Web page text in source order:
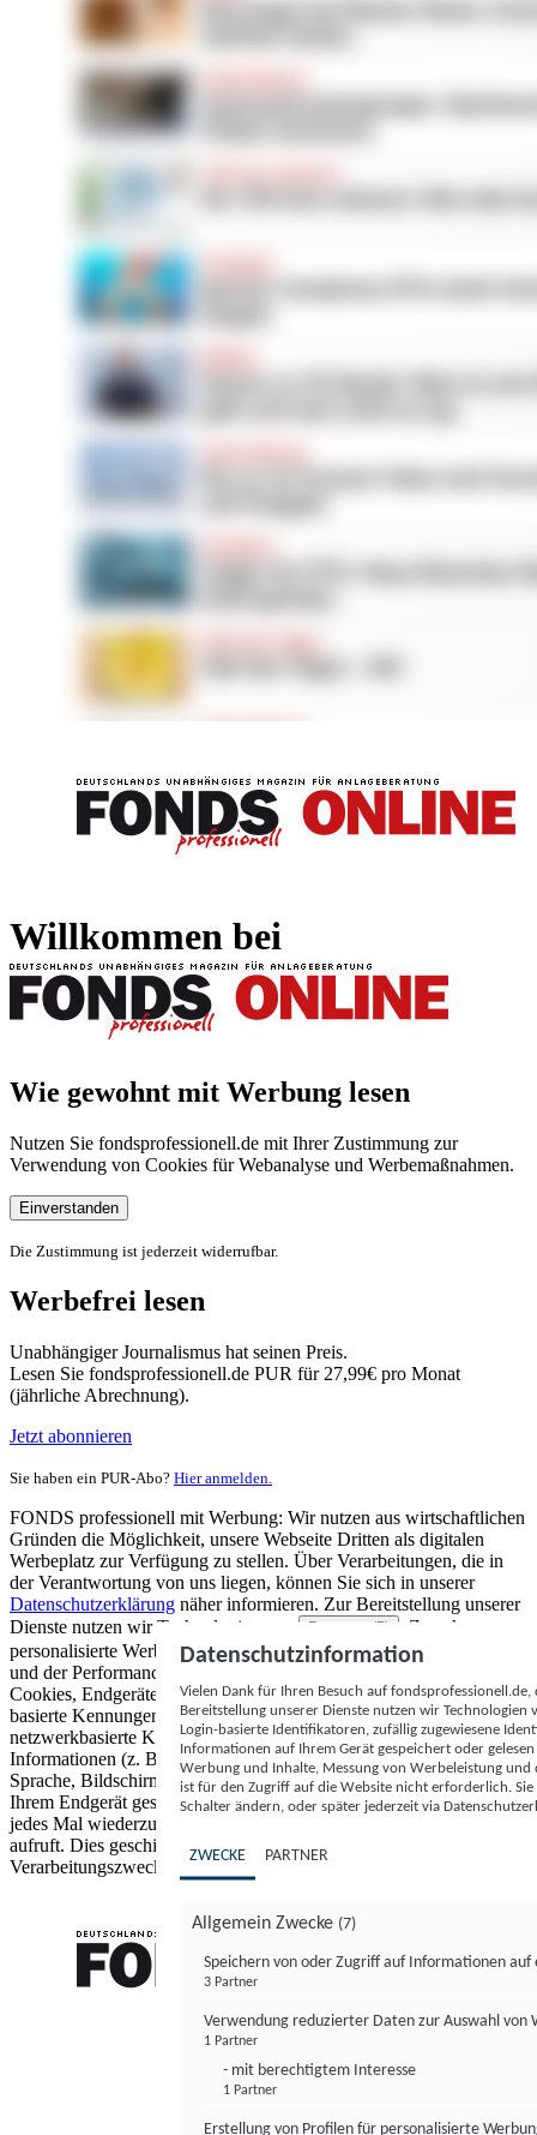
Willkommen bei
Wie gewohnt mit Werbung lesen
Nutzen Sie fondsprofessionell.de mit Ihrer Zustimmung zur
Verwendung von Cookies für Webanalyse und Werbemaßnahmen.
Einverstanden
Die Zustimmung ist jederzeit widerrufbar.
Werbefrei lesen
Unabhängiger Journalismus hat seinen Preis.
Lesen Sie fondsprofessionell.de PUR für 27,99€ pro Monat
(jährliche Abrechnung).
Jetzt abonnieren
Sie haben ein PUR-Abo? Hier anmelden.
FONDS professionell mit Werbung: Wir nutzen aus wirtschaftlichen
Gründen die Möglichkeit, unsere Webseite Dritten als digitalen
Werbeplatz zur Verfügung zu stellen. Über Verarbeitungen, die in
der Verantwortung von uns liegen, können Sie sich in unserer
Datenschutzerklärung näher informieren. Zur Bereitstellung unserer
Dienste nutzen wir Technologien von
Partnern (5)
. Zwecke:
personalisierte Werbung und Inhalte, Messung von Werbeleistung
und der Performance von Inhalten sowie Zielgruppenforschung.
Cookies, Endgeräte- oder ähnliche Online-Kennungen (z. B. login-
basierte Kennungen, zufällig generierte Kennungen,
netzwerkbasierte Kennungen) können zusammen mit anderen
Informationen (z. B. Browsertyp und Browserinformationen,
Sprache, Bildschirmgröße, unterstützte Technologien usw.) auf
Ihrem Endgerät gespeichert oder von dort ausgelesen werden, um es
jedes Mal wiederzuerkennen, wenn es eine App oder einer Webseite
aufruft. Dies geschieht für einen oder mehrere der hier aufgeführten
Verarbeitungszwecke.
Datenschutzinformation
Vielen Dank für Ihren Besuch auf
Bereitstellung unserer Dienste nutzen wir Technologien
Login-basierte Identifikatoren, zufällig zugewiesene
Informationen auf Ihrem Gerät gespeichert oder
Werbung und Inhalte, Messung von Werbeleistung
ist für den Zugriff auf die Website nicht erforderlich.
Schalter ändern, oder später jederzeit via
ZWECKE PARTNER
Allgemein Zwecke (7)
Speichern von oder Zugriff auf Informationen auf
3 Partner
Verwendung reduzierter Daten zur Auswahl von
1 Partner
- mit berechtigtem Interesse
1 Partner
Erstellung von Profilen für personalisierte
FONDS professionell